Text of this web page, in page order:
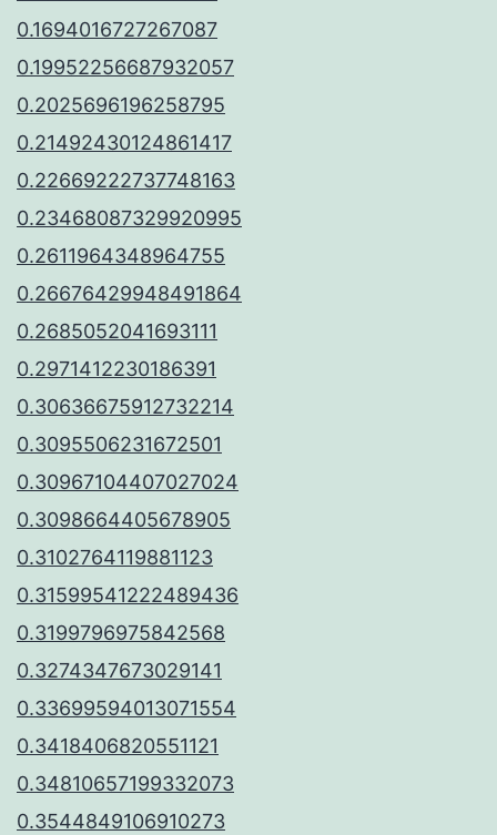
0.1694016727267087
0.19952256687932057
0.2025696196258795
0.21492430124861417
0.22669222737748163
0.23468087329920995
0.2611964348964755
0.26676429948491864
0.2685052041693111
0.2971412230186391
0.30636675912732214
0.3095506231672501
0.30967104407027024
0.3098664405678905
0.3102764119881123
0.31599541222489436
0.3199796975842568
0.3274347673029141
0.33699594013071554
0.3418406820551121
0.34810657199332073
0.3544849106910273